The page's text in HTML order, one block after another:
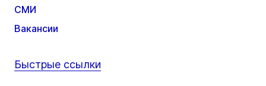
СМИ
Вакансии
Быстрые ссылки